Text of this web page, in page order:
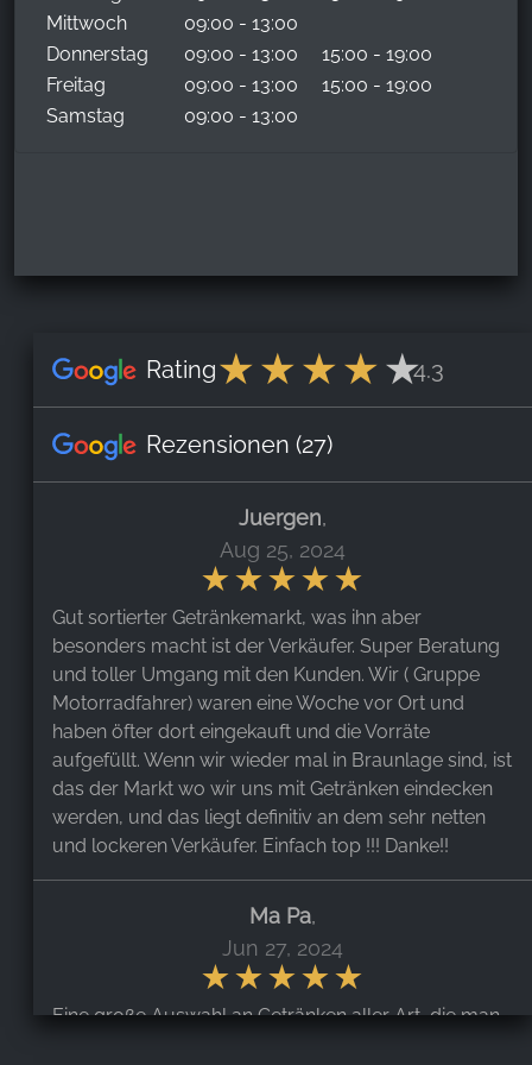
Mittwoch
09:00 - 13:00
Donnerstag
09:00 - 13:00
15:00 - 19:00
Freitag
09:00 - 13:00
15:00 - 19:00
Samstag
09:00 - 13:00
Rating 4.3
Rezensionen (27)
Juergen,
Aug 25, 2024
Gut sortierter Getränkemarkt, was ihn aber
besonders macht ist der Verkäufer. Super Beratung
und toller Umgang mit den Kunden. Wir ( Gruppe
Motorradfahrer) waren eine Woche vor Ort und
haben öfter dort eingekauft und die Vorräte
aufgefüllt. Wenn wir wieder mal in Braunlage sind, ist
das der Markt wo wir uns mit Getränken eindecken
werden, und das liegt definitiv an dem sehr netten
und lockeren Verkäufer. Einfach top !!! Danke!!
Ma Pa,
Jun 27, 2024
Eine große Auswahl an Getränken aller Art, die man